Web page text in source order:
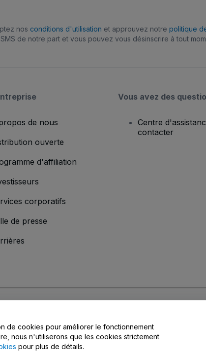
nos conditions d'utilisation et approuvez notre politique
SMS de notre part et vous pouvez vous désinscrire à tout
de nous
ouverte
d'affiliation
corporatifs
de presse
Vous avez des
Centre
contacter
de confidentialité
de cookies pour améliorer le fonctionnement
nous n'utiliserons que les cookies strictement
pour plus de détails.